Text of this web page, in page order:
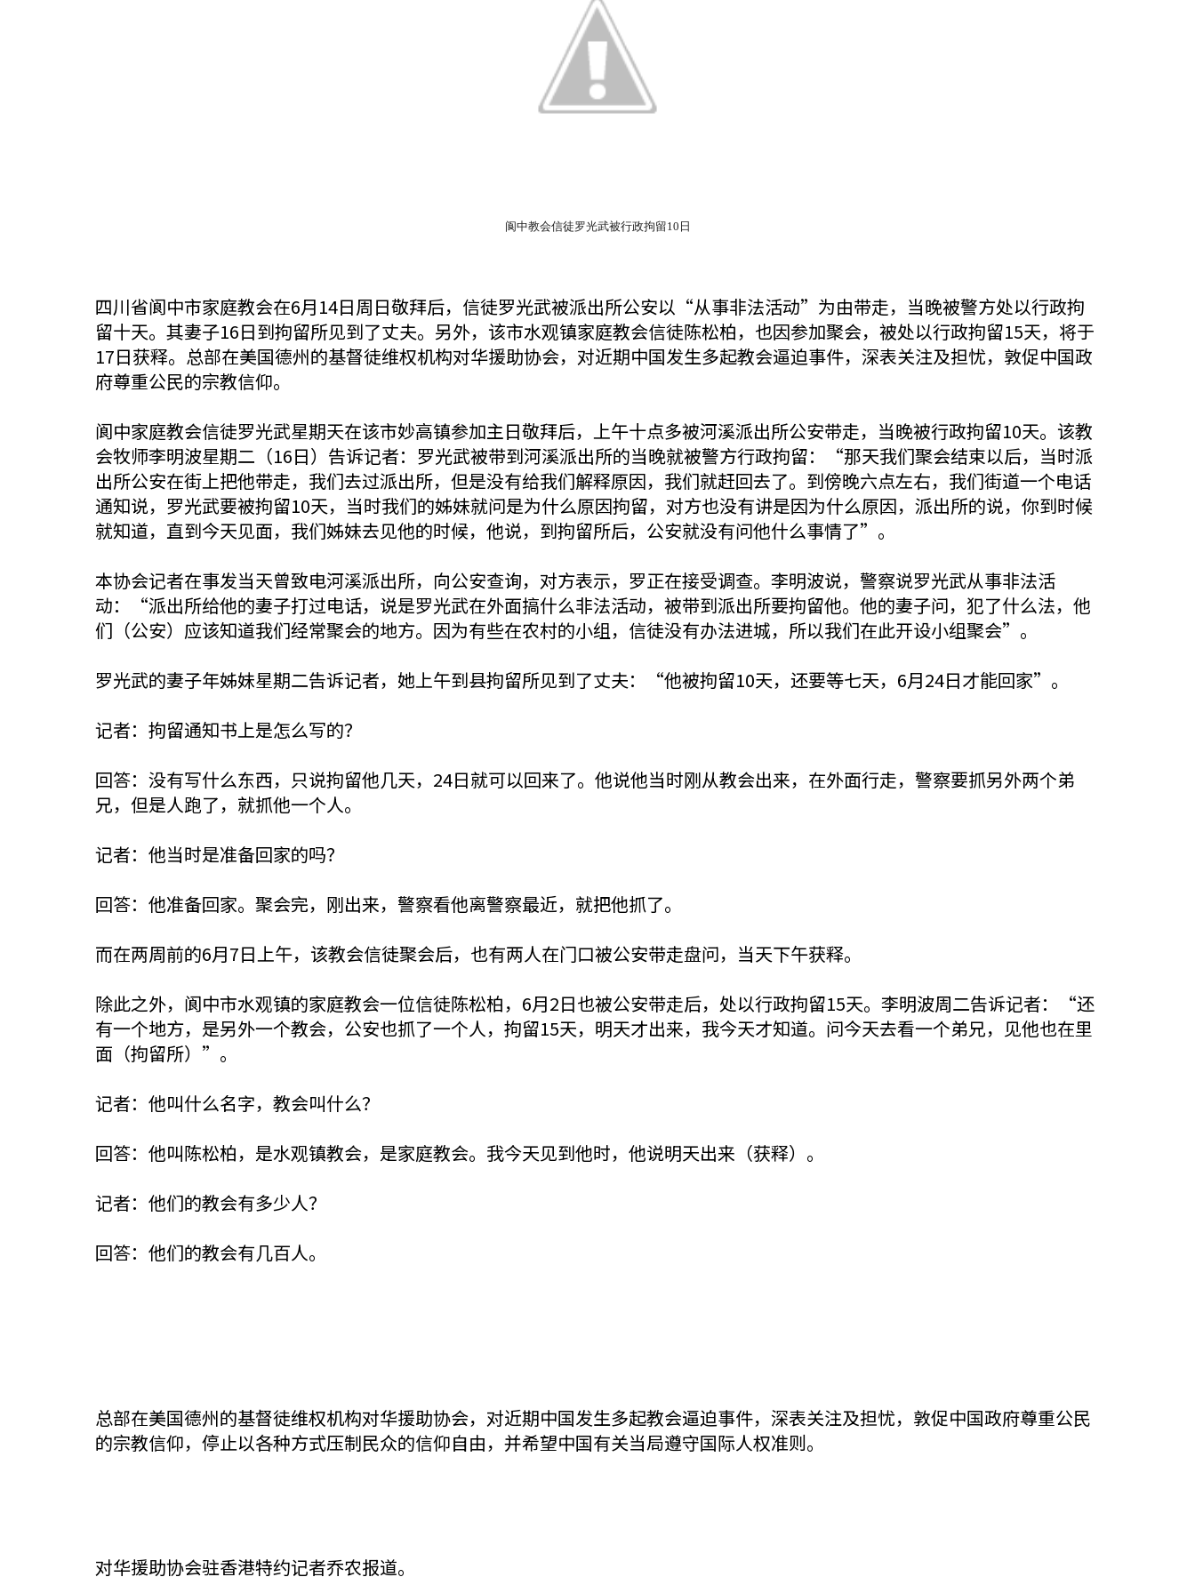
阆中教会信徒罗光武被行政拘留10日
四川省阆中市家庭教会在6月14日周日敬拜后，信徒罗光武被派出所公安以“从事非法活动”为由带走，当晚被警方处以行政拘
留十天。其妻子16日到拘留所见到了丈夫。另外，该市水观镇家庭教会信徒陈松柏，也因参加聚会，被处以行政拘留15天，将于
17日获释。总部在美国德州的基督徒维权机构对华援助协会，对近期中国发生多起教会逼迫事件，深表关注及担忧，敦促中国政
府尊重公民的宗教信仰。
阆中家庭教会信徒罗光武星期天在该市妙高镇参加主日敬拜后，上午十点多被河溪派出所公安带走，当晚被行政拘留10天。该教
会牧师李明波星期二（16日）告诉记者：罗光武被带到河溪派出所的当晚就被警方行政拘留：“那天我们聚会结束以后，当时派
出所公安在街上把他带走，我们去过派出所，但是没有给我们解释原因，我们就赶回去了。到傍晚六点左右，我们街道一个电话
通知说，罗光武要被拘留10天，当时我们的姊妹就问是为什么原因拘留，对方也没有讲是因为什么原因，派出所的说，你到时候
就知道，直到今天见面，我们姊妹去见他的时候，他说，到拘留所后，公安就没有问他什么事情了”。
本协会记者在事发当天曾致电河溪派出所，向公安查询，对方表示，罗正在接受调查。李明波说，警察说罗光武从事非法活
动：“派出所给他的妻子打过电话，说是罗光武在外面搞什么非法活动，被带到派出所要拘留他。他的妻子问，犯了什么法，他
们（公安）应该知道我们经常聚会的地方。因为有些在农村的小组，信徒没有办法进城，所以我们在此开设小组聚会”。
罗光武的妻子年姊妹星期二告诉记者，她上午到县拘留所见到了丈夫：“他被拘留10天，还要等七天，6月24日才能回家”。
记者：拘留通知书上是怎么写的？
回答：没有写什么东西，只说拘留他几天，24日就可以回来了。他说他当时刚从教会出来，在外面行走，警察要抓另外两个弟
兄，但是人跑了，就抓他一个人。
记者：他当时是准备回家的吗？
回答：他准备回家。聚会完，刚出来，警察看他离警察最近，就把他抓了。
而在两周前的6月7日上午，该教会信徒聚会后，也有两人在门口被公安带走盘问，当天下午获释。
除此之外，阆中市水观镇的家庭教会一位信徒陈松柏，6月2日也被公安带走后，处以行政拘留15天。李明波周二告诉记者：“还
有一个地方，是另外一个教会，公安也抓了一个人，拘留15天，明天才出来，我今天才知道。问今天去看一个弟兄，见他也在里
面（拘留所）”。
记者：他叫什么名字，教会叫什么？
回答：他叫陈松柏，是水观镇教会，是家庭教会。我今天见到他时，他说明天出来（获释）。
记者：他们的教会有多少人？
回答：他们的教会有几百人。
总部在美国德州的基督徒维权机构对华援助协会，对近期中国发生多起教会逼迫事件，深表关注及担忧，敦促中国政府尊重公民
的宗教信仰，停止以各种方式压制民众的信仰自由，并希望中国有关当局遵守国际人权准则。
对华援助协会驻香港特约记者乔农报道。